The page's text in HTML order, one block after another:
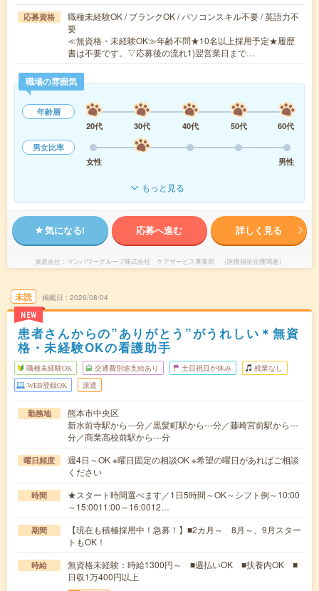
応募資格
職種未経験OK / ブランクOK / パソコンスキル不要 / 英語力不
要
≪無資格・未経験OK≫年齢不問★10名以上採用予定★履歴
書は不要です。▽応募後の流れ1)翌営業日まで…
職場の雰囲気
年齢層
20代
30代 40代 50代
60代
男女比率
女性
男性
もっと見る
気になる! 応募へ進む 詳しく見る
派遣会社 マンパワーグループ株式会社 ケアサービス事業部 （医療福祉介護関連）
未読
NEW
掲載日 2026/08/04
患者さんからの”ありがとう”がうれしい＊無資
格・未経験OKの看護助手
職種未経験OK 交通費別途支給あり 土日祝日が休み 残業なし
WEB登録OK 派遣
勤務地
熊本市中央区
新水前寺駅から---分／黒髪町駅から---分／藤崎宮前駅から---
分／商業高校前駅から---分
曜日頻度
週4日～OK ※曜日固定の相談OK ※希望の曜日があればご相談
ください
時間
★スタート時間選べます／1日5時間～OK～シフト例～10:00
～15:0011:00～16:0012…
期間
【現在も積極採用中！急募！】■2カ月～ 8月～、9月スター
トもOK！
時給
無資格未経験：時給1300円～ ■週払いOK ■扶養内OK ■
日収1万400円以上